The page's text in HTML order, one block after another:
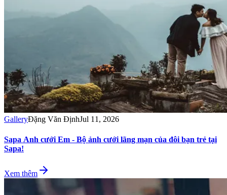
GalleryĐặng Văn ĐịnhJul 11, 2026
Sapa Anh cưới Em - Bộ ảnh cưới lãng mạn của đôi bạn trẻ tại
Sapa!
Xem thêm